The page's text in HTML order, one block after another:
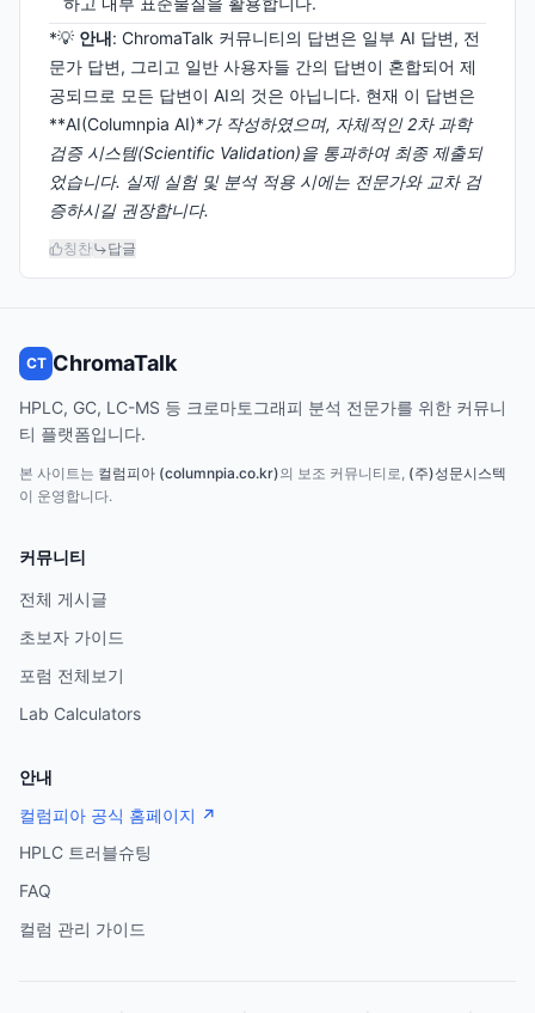
*💡 안내: ChromaTalk 커뮤니티의 답변은 일부 AI 답변, 전
문가 답변, 그리고 일반 사용자들 간의 답변이 혼합되어 제
공되므로 모든 답변이 AI의 것은 아닙니다. 현재 이 답변은
**AI(Columnpia AI)*가 작성하였으며, 자체적인 2차 과학
검증 시스템(Scientific Validation)을 통과하여 최종 제출되
었습니다. 실제 실험 및 분석 적용 시에는 전문가와 교차 검
증하시길 권장합니다.
칭찬 답글
CT ChromaTalk
HPLC, GC, LC-MS 등 크로마토그래피 분석 전문가를 위한 커뮤니
티 플랫폼입니다.
본 사이트는 컬럼피아 (columnpia.co.kr)의 보조 커뮤니티로, (주)성문시스텍
이 운영합니다.
커뮤니티
전체 게시글
초보자 가이드
포럼 전체보기
Lab Calculators
안내
컬럼피아 공식 홈페이지 ↗
HPLC 트러블슈팅
FAQ
컬럼 관리 가이드